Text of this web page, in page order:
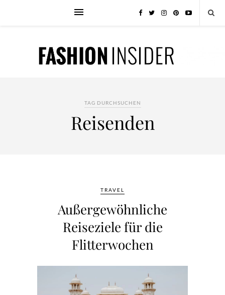
TAG DURCHSUCHEN
Reisenden
TRAVEL
Außergewöhnliche
Reiseziele für die
Flitterwochen